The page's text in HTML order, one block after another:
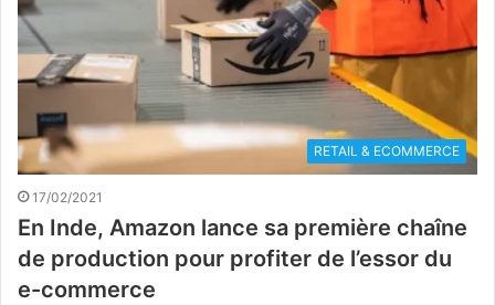
RETAIL & ECOMMERCE
17/02/2021
En Inde, Amazon lance sa première chaîne
de production pour profiter de l’essor du
e-commerce